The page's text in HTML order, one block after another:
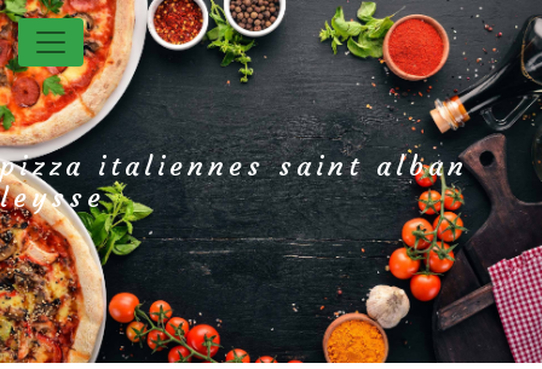
Panneau de gestion des cookies
pizza italiennes saint alban
leysse